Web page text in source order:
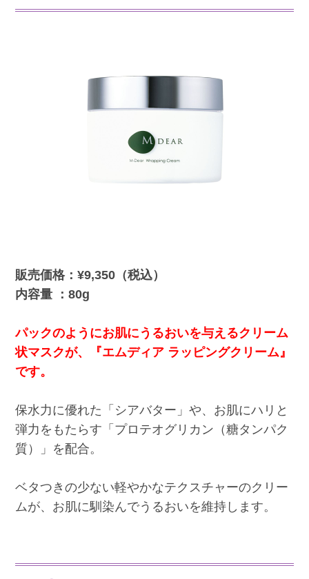
販売価格：¥9,350（税込）
内容量 ：80g
パックのようにお肌にうるおいを与えるクリーム
状マスクが、『エムディア ラッピングクリーム』
です。
保水力に優れた「シアバター」や、お肌にハリと
弾力をもたらす「プロテオグリカン（糖タンパク
質）」を配合。
ベタつきの少ない軽やかなテクスチャーのクリー
ムが、お肌に馴染んでうるおいを維持します。